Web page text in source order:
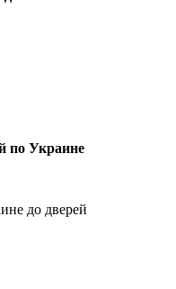
по Украине
до дверей